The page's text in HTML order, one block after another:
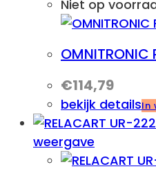
Niet op
€114,79
bekijk detailsIn
weergave